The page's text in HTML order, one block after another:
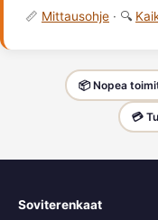
📏 Mittausohje · 🔍
📦 Nopea
💳
Soviterenkaat